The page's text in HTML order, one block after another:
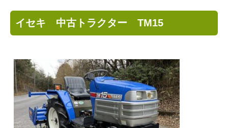
イセキ 中古トラクター TM15